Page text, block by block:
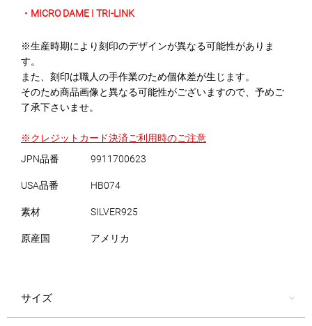
・MICRO DAME I TRI-LINK
※生産時期により刻印のデザインが異なる可能性がありま
す。
また、刻印は職人の手作業のため個体差が生じます。
そのため商品画像と異なる可能性がございますので、予めご
了承下さいませ。
※クレジットカード決済ご利用時のご注意
JPN品番
9911700623
USA品番 HB074
素材 SILVER925
原産国 アメリカ
サイズ